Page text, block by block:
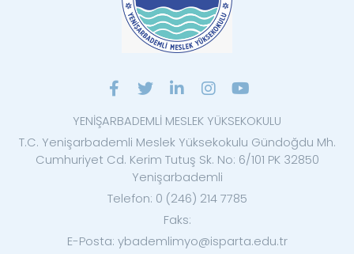
YENİŞARBADEMLİ MESLEK YÜKSEKOKULU
T.C. Yenişarbademli Meslek Yüksekokulu Gündoğdu Mh.
Cumhuriyet Cd. Kerim Tutuş Sk. No: 6/101 PK 32850
Yenişarbademli
Telefon: 0 (246) 214 7785
Faks:
E-Posta: ybademlimyo@isparta.edu.tr